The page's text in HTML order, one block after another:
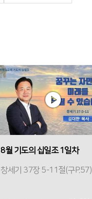
8월 기도의 십일조 1일차
창세기 37장 5-11절(구P.57)